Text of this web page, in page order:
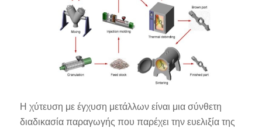
Η χύτευση με έγχυση μετάλλων είναι μια σύνθετη
διαδικασία παραγωγής που παρέχει την ευελιξία της